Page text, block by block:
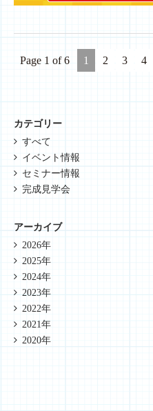
Page 1 of 6 1 2 3 4
カテゴリー
すべて
イベント情報
セミナー情報
完成見学会
アーカイブ
2026年
2025年
2024年
2023年
2022年
2021年
2020年